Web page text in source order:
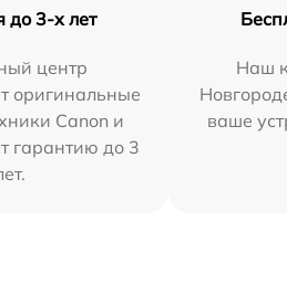
до 3-х лет
центр
оригинальные
Canon и
гарантию до 3
Наш
ваше